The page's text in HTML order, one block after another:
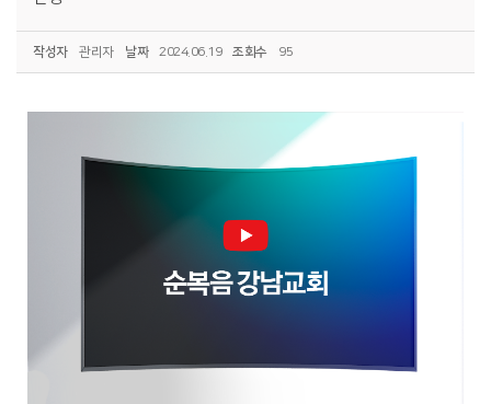
작성자 관리자 날짜 2024.06.19 조회수 95